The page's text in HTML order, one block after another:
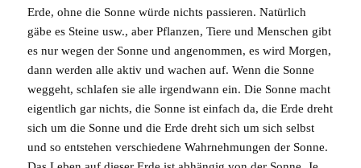
Erde, ohne die Sonne würde nichts passieren. Natürlich
gäbe es Steine usw., aber Pflanzen, Tiere und Menschen gibt
es nur wegen der Sonne und angenommen, es wird Morgen,
dann werden alle aktiv und wachen auf. Wenn die Sonne
weggeht, schlafen sie alle irgendwann ein. Die Sonne macht
eigentlich gar nichts, die Sonne ist einfach da, die Erde dreht
sich um die Sonne und die Erde dreht sich um sich selbst
und so entstehen verschiedene Wahrnehmungen der Sonne.